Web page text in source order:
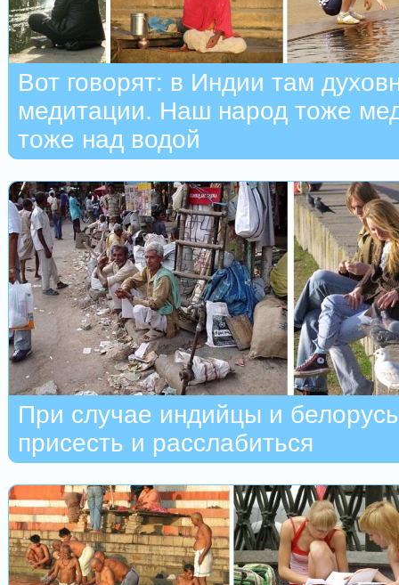
Вот говорят: в Индии там
медитации. Наш народ тоже
тоже над водой
При случае индийцы и
присесть и расслабиться